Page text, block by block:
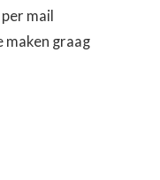
mail
maken graag